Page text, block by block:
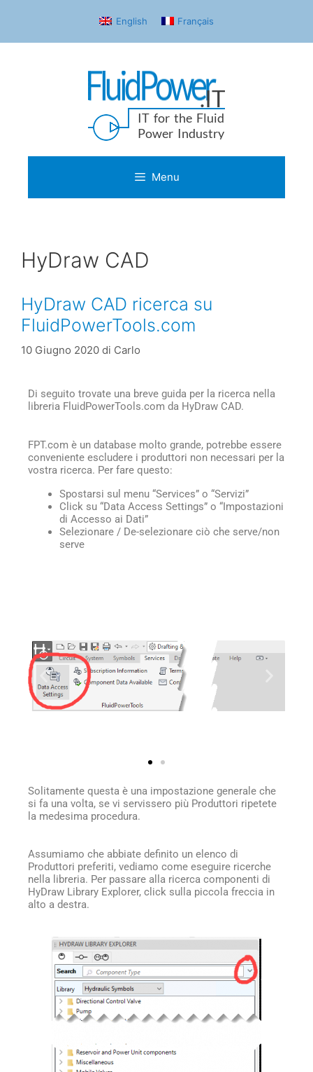
English Français
Menu
HyDraw CAD
HyDraw CAD ricerca su
FluidPowerTools.com
10 Giugno 2020 di Carlo
Di seguito trovate una breve guida per la ricerca nella
libreria FluidPowerTools.com da HyDraw CAD.
FPT.com è un database molto grande, potrebbe essere
conveniente escludere i produttori non necessari per la
vostra ricerca. Per fare questo:
Spostarsi sul menu “Services” o “Servizi”
Click su “Data Access Settings” o “Impostazioni
di Accesso ai Dati”
Selezionare / De-selezionare ciò che serve/non
serve
Solitamente questa è una impostazione generale che
si fa una volta, se vi servissero più Produttori ripetete
la medesima procedura.
Assumiamo che abbiate definito un elenco di
Produttori preferiti, vediamo come eseguire ricerche
nella libreria. Per passare alla ricerca componenti di
HyDraw Library Explorer, click sulla piccola freccia in
alto a destra.